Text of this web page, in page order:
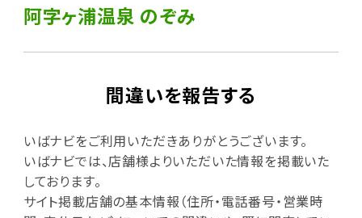
阿字ヶ浦温泉 のぞみ
間違いを報告する
いばナビをご利用いただきありがとうございます。
いばナビでは、店舗様よりいただいた情報を掲載いた
しております。
サイト掲載店舗の基本情報（住所・電話番号・営業時